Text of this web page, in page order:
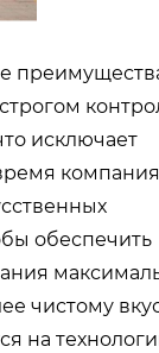
исключает
компания
обеспечить
чистому
на